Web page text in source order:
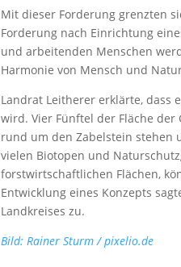
Mit dieser Forderung grenzten
Forderung nach Einrichtung
und arbeitenden Menschen
Harmonie von Mensch und
Landrat Leitherer erklärte, dass
wird. Vier Fünftel der Fläche
rund um den Zabelstein stehen
vielen Biotopen und
forstwirtschaftlichen Flächen,
Entwicklung eines Konzepts
Landkreises zu.
Bild: Rainer Sturm / pixelio.de